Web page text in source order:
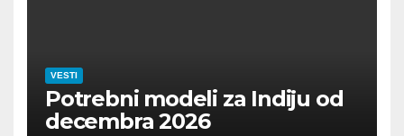
VESTI
Potrebni modeli za Indiju od
decembra 2026